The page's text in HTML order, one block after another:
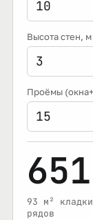
Высота стен, м
Проёмы
651
93 м²
рядов